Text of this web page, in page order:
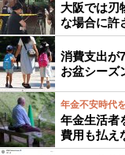
大阪では刃
な場合に許
消費支出が
お盆シーズ
年金不安時代
年金生活者
費用も払え